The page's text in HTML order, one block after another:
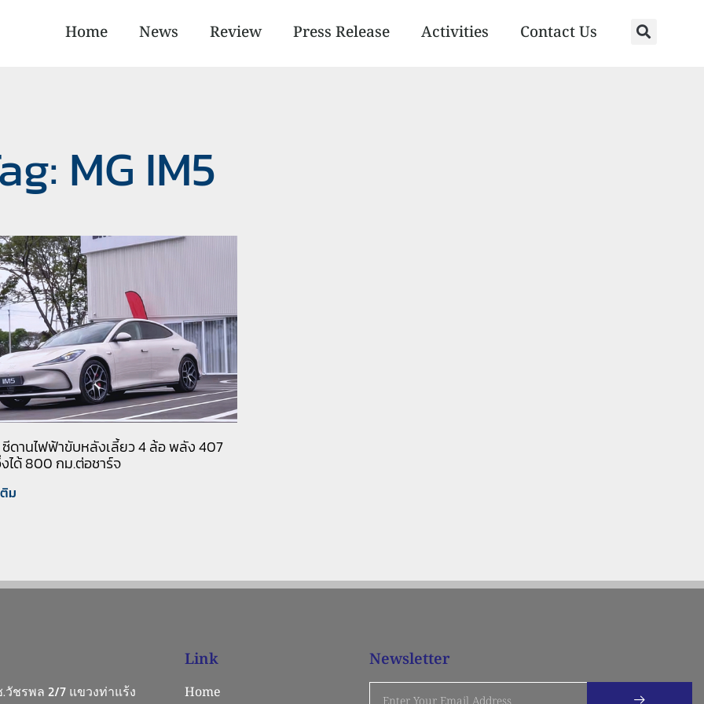
Home News Review Press Release Activities Contact Us
MG IM5
ซีดานไฟฟ้าขับหลังเลี้ยว 4 ล้อ พลัง 407
ได้ 800 กม.ต่อชาร์จ
ม
.วัชรพล 2/7 แขวงท่าแร้ง
Link
Home
Newsletter